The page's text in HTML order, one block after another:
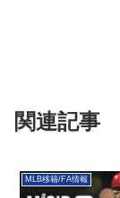
関連記事
MLB移籍/FA情報